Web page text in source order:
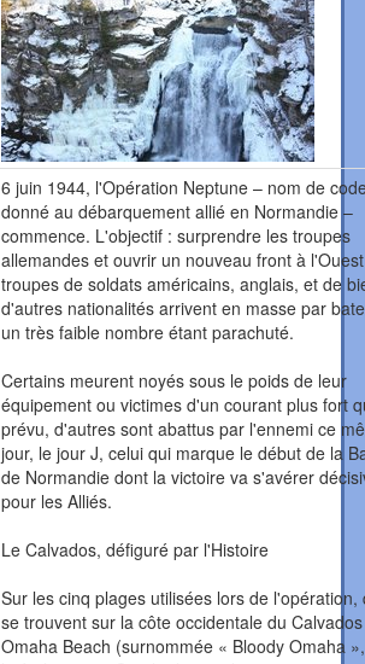
6 juin 1944, l'Opération Neptune – nom de
donné au débarquement allié en Normandie –
commence. L'objectif : surprendre les troupes
allemandes et ouvrir un nouveau front à
troupes de soldats américains, anglais, et de
d'autres nationalités arrivent en masse par
un très faible nombre étant parachuté.
Certains meurent noyés sous le poids de leur
équipement ou victimes d'un courant plus fort
prévu, d'autres sont abattus par l'ennemi ce
jour, le jour J, celui qui marque le début de la
de Normandie dont la victoire va s'avérer
pour les Alliés.
Le Calvados, défiguré par l'Histoire
Sur les cinq plages utilisées lors de l'opération,
se trouvent sur la côte occidentale du
Omaha Beach (surnommée « Bloody Omaha »,